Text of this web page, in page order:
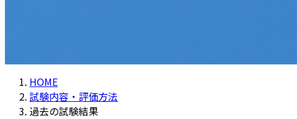
HOME
試験内容・評価方法
過去の試験結果